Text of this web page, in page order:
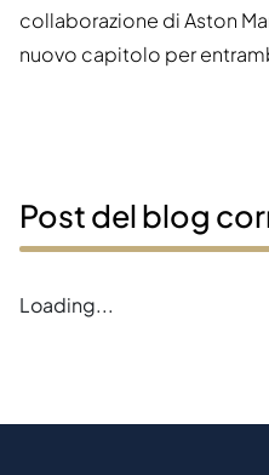
collaborazione di Aston
nuovo capitolo per
Post del blog
Loading...